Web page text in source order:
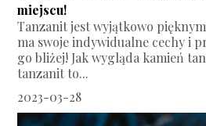
miejscu!
Tanzanit jest wyjątkowo
ma swoje indywidualne cechy i
go bliżej! Jak wygląda kamień
tanzanit to...
2023-03-28